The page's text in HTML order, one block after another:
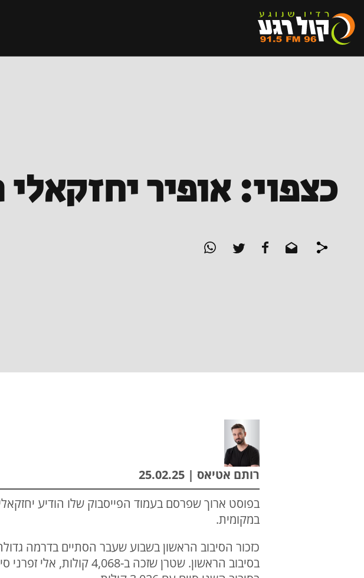
כצפוי: אופיר
רותם אטיאס | 25.02.25
בפוסט ארוך שפרסם בעמוד הפייסבוק שלו הודיע
במקומית.
כזכור הסיבוב הראשון בשבוע שעבר הסתיים בדרמה